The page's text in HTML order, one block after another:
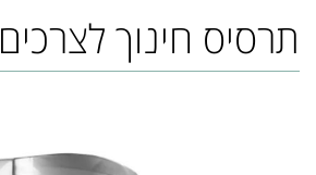
תרסיס חינוך לצרכים